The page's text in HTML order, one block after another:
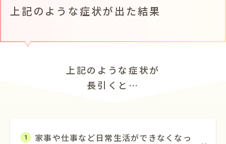
上記のような症状が出た結果
上記のような症状が
長引くと…
1
家事や仕事など日常生活ができなくなっ